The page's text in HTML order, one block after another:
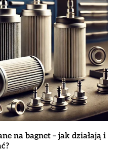
na bagnet – jak działają i